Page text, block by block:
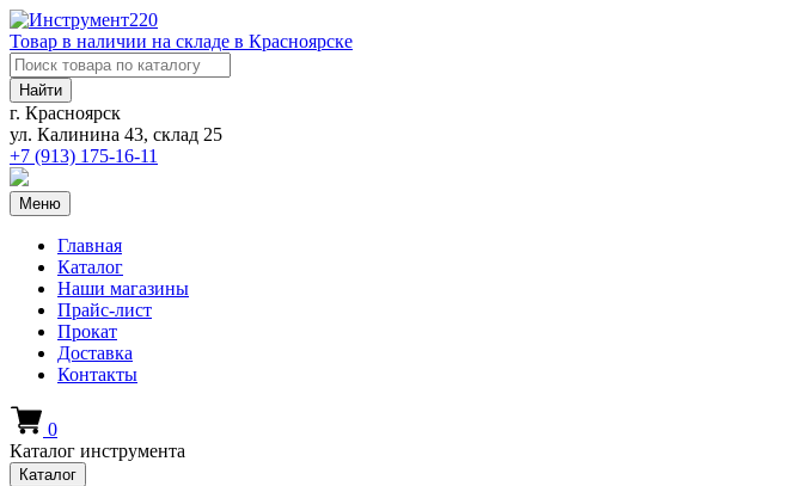
Товар в наличии на складе в Красноярске
Найти
г. Красноярск
ул. Калинина 43, склад 25
+7 (913) 175-16-11
Меню
Главная
Каталог
Наши магазины
Прайс-лист
Прокат
Доставка
Контакты
0
Каталог инструмента
Каталог